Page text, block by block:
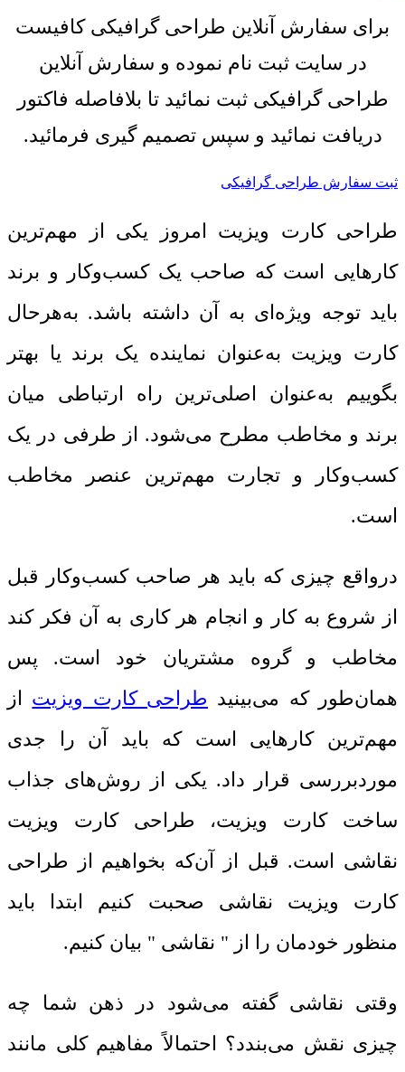
برای سفارش آنلاین طراحی گرافیکی کافیست
در سایت ثبت نام نموده و سفارش آنلاین
طراحی گرافیکی ثبت نمائید تا بلافاصله فاکتور
دریافت نمائید و سپس تصمیم گیری فرمائید.
ثبت سفارش طراحی گرافیکی
طراحی کارت ویزیت امروز یکی از مهم‌ترین
کارهایی است که صاحب یک کسب‌وکار و برند
باید توجه ویژه‌ای به آن داشته باشد. به‌هرحال
کارت ویزیت به‌عنوان نماینده یک برند یا بهتر
بگوییم به‌عنوان اصلی‌ترین راه ارتباطی میان
برند و مخاطب مطرح می‌شود. از طرفی در یک
کسب‌وکار و تجارت مهم‌ترین عنصر مخاطب
است.
درواقع چیزی که باید هر صاحب کسب‌وکار قبل
از شروع به کار و انجام هر کاری به آن فکر کند
مخاطب و گروه مشتریان خود است. پس
همان‌طور که می‌بینید طراحی کارت ویزیت از
مهم‌ترین کارهایی است که باید آن را جدی
موردبررسی قرار داد. یکی از روش‌های جذاب
ساخت کارت ویزیت، طراحی کارت ویزیت
نقاشی است. قبل از آن‌که بخواهیم از طراحی
کارت ویزیت نقاشی صحبت کنیم ابتدا باید
منظور خودمان را از " نقاشی " بیان کنیم.
وقتی نقاشی گفته می‌شود در ذهن شما چه
چیزی نقش می‌بندد؟ احتمالاً مفاهیم کلی مانند